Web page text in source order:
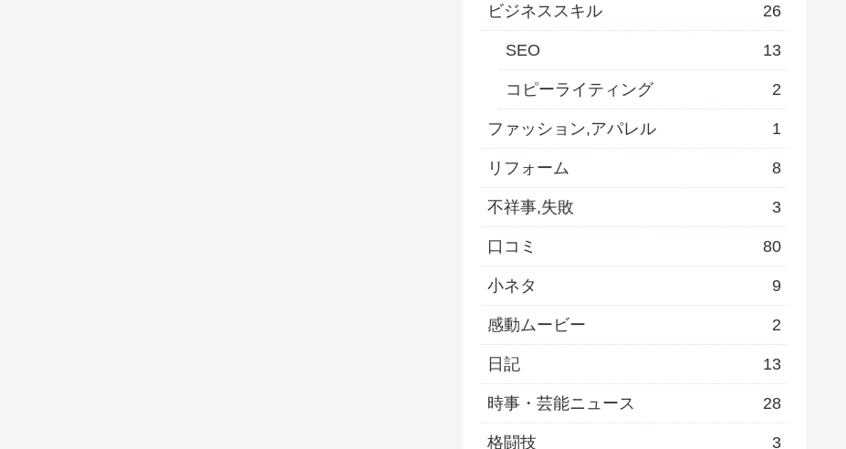
ビジネススキル 26
SEO 13
コピーライティング 2
ファッション,アパレル 1
リフォーム 8
不祥事,失敗 3
口コミ 80
小ネタ 9
感動ムービー 2
日記 13
時事・芸能ニュース 28
格闘技 3